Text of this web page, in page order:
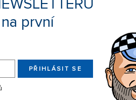
první
PŘIHLÁSIT SE